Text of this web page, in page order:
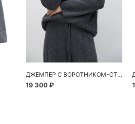
ДЖЕМПЕР С ВОРОТНИКОМ-СТОЙКОЙ НА МОЛНИИ
19 300 ₽